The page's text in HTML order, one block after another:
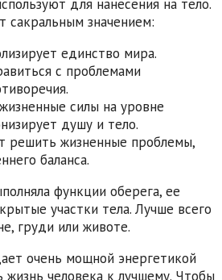
для нанесения на тело.
сакральным значением:
единство мира.
с проблемами
силы на уровне
душу и тело.
решить жизненные проблемы,
баланса.
функции оберега, ее
участки тела. Лучше всего
груди или животе.
очень мощной энергетикой
жизнь человека к лучшему. Чтобы